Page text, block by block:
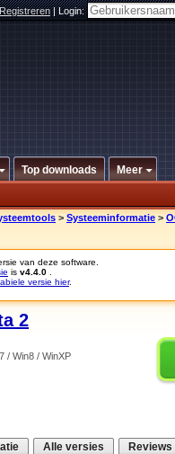
Registreren|Login:
Top downloads Meer
> Systeeminformatie >
van deze software.
is v4.4.0
versie hier.
2
/ Win8 / WinXP
Alle versies Reviews